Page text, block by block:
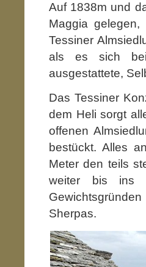
Auf 1838m und
Maggia
Tessiner
als es sich
ausgestattete,
Das Tessiner
dem Heli sorgt
offenen
bestückt. Alles
Meter den teils
weiter bis ins
Sherpas.